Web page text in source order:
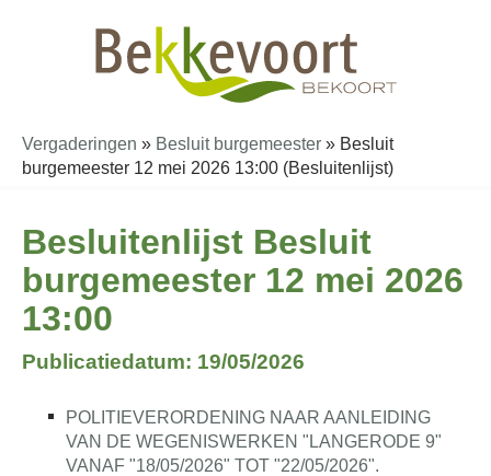
Vergaderingen » Besluit burgemeester » Besluit
burgemeester 12 mei 2026 13:00 (Besluitenlijst)
Besluitenlijst Besluit
burgemeester 12 mei 2026
13:00
Publicatiedatum: 19/05/2026
POLITIEVERORDENING NAAR AANLEIDING
VAN DE WEGENISWERKEN "LANGERODE 9"
VANAF "18/05/2026" TOT "22/05/2026".